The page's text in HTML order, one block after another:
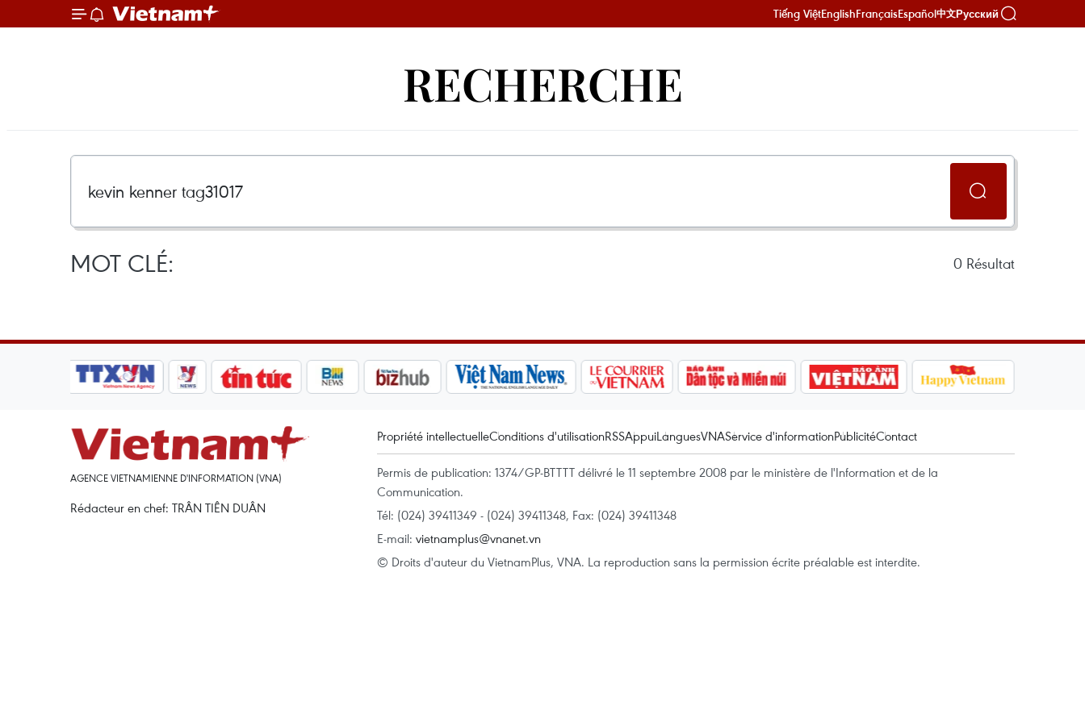
Tiếng ViệtEnglishFrançaisEspañol中文Русский
RECHERCHE
MOT CLÉ: 0 Résultat
AGENCE VIETNAMIENNE D'INFORMATION (VNA)
Rédacteur en chef: TRÂN TIÊN DUÂN
Propriété intellectuelleConditions d'utilisationRSSAppuiLanguesVNAService d'informationPublicitéContact
Permis de publication: 1374/GP-BTTTT délivré le 11 septembre 2008 par le ministère de l'Information et de la
Communication.
Tél: (024) 39411349 - (024) 39411348, Fax: (024) 39411348
E-mail: vietnamplus@vnanet.vn
© Droits d'auteur du VietnamPlus, VNA. La reproduction sans la permission écrite préalable est interdite.